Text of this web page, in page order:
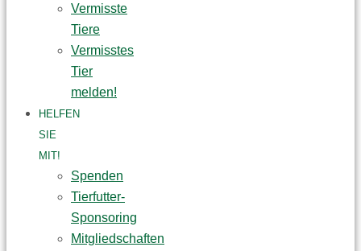
Vermisste
Tiere
Vermisstes
Tier
melden!
HELFEN
SIE
MIT!
Spenden
Tierfutter-
Sponsoring
Mitgliedschaften